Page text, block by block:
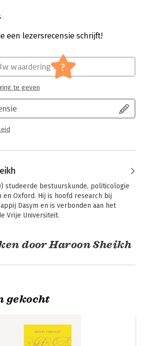
8-4-2016
een lezersrecensie schrijft!
waardering ?
te geven
studeerde bestuurskunde, politicologie
en Oxford. Hij is hoofd research bij
Dasym en is verbonden aan het
Vrije Universiteit.
door Haroon Sheikh
gekocht